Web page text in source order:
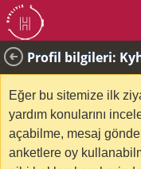
Profil bilgileri:
Eğer bu sitemize ilk
yardım konularını
açabilme, mesaj
anketlere oy